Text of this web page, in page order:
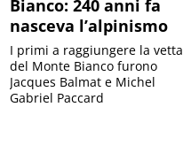
Bianco: 240 anni fa
nasceva l’alpinismo
I primi a raggiungere la vetta
del Monte Bianco furono
Jacques Balmat e Michel
Gabriel Paccard